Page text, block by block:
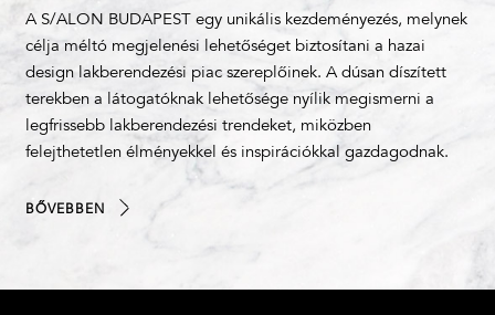
A S/ALON BUDAPEST egy unikális kezdeményezés, melynek
célja méltó megjelenési lehetőséget biztosítani a hazai
design lakberendezési piac szereplőinek. A dúsan díszített
terekben a látogatóknak lehetősége nyílik megismerni a
legfrissebb lakberendezési trendeket, miközben
felejthetetlen élményekkel és inspirációkkal gazdagodnak.
BŐVEBBEN